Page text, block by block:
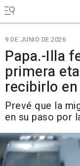
9 DE JUNIO DE 2026
Papa.-Illa
primera
recibirlo
Prevé que la
en su paso por